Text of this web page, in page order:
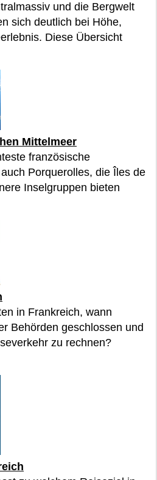
und die Bergwelt
sich deutlich bei Höhe,
Diese Übersicht
Mittelmeer
französische
Porquerolles, die Îles de
Inselgruppen bieten
in Frankreich, wann
Behörden geschlossen und
zu rechnen?